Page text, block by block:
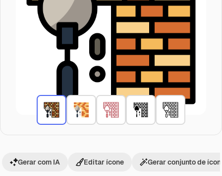
Gerar com IA Editar ícone Gerar conjunto de